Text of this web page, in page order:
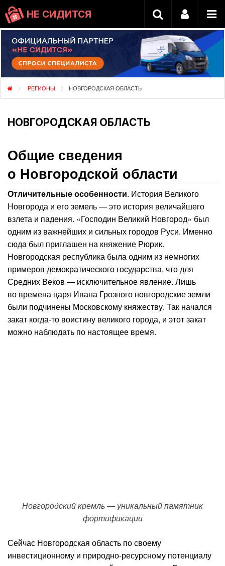
НЕ СИДИТСЯ
РЕГИОНЫ НОВГОРОДСКАЯ ОБЛАСТЬ
НОВГОРОДСКАЯ ОБЛАСТЬ
Общие сведения
о Новгородской области
Отличительные особенности. История Великого
Новгорода и его земель — это история величайшего
взлета и падения. «Господин Великий Новгород» был
одним из важнейших и сильных городов Руси. Именно
сюда был приглашен на княжение Рюрик.
Новгородская республика была одним из немногих
примеров демократического государства, что для
Средних Веков — исключительное явление. Лишь
во времена царя Ивана Грозного новгородские земли
были подчинены Московскому княжеству. Так начался
закат когда-то воистину великого города, и этот закат
можно наблюдать по настоящее время.
Новгородский кремль — уникальный памятник
фортификации
Сейчас Новгородская область по своему
инвестиционному и природно-ресурсному потенциалу